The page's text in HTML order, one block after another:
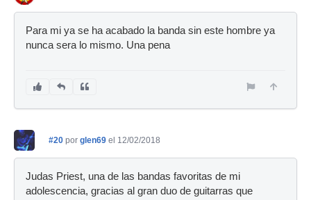
Para mi ya se ha acabado la banda sin este hombre ya
nunca sera lo mismo. Una pena
#20 por glen69 el 12/02/2018
Judas Priest, una de las bandas favoritas de mi
adolescencia, gracias al gran duo de guitarras que